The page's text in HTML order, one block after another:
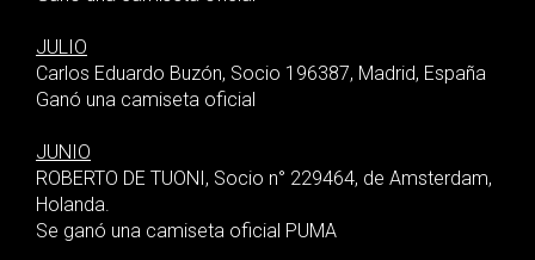
JULIO
Carlos Eduardo Buzón, Socio 196387, Madrid, España
Ganó una camiseta oficial
JUNIO
ROBERTO DE TUONI, Socio n° 229464, de Amsterdam,
Holanda.
Se ganó una camiseta oficial PUMA